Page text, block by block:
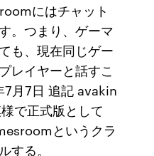
にはチャット
。つまり、ゲーマ
も、現在同じゲー
レイヤーと話すこ
7月7日 追記 avakin
で正式版として
というクラ
する。